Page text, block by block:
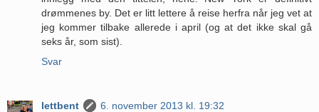
drømmenes by. Det er litt lettere å reise herfra når jeg vet at
jeg kommer tilbake allerede i april (og at det ikke skal gå
seks år, som sist).
Svar
lettbent
6. november 2013 kl. 19:32